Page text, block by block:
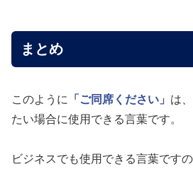
まとめ
このように 「ご同席ください」 は
たい場合に使用できる言葉です。
ビジネスでも使用できる言葉です